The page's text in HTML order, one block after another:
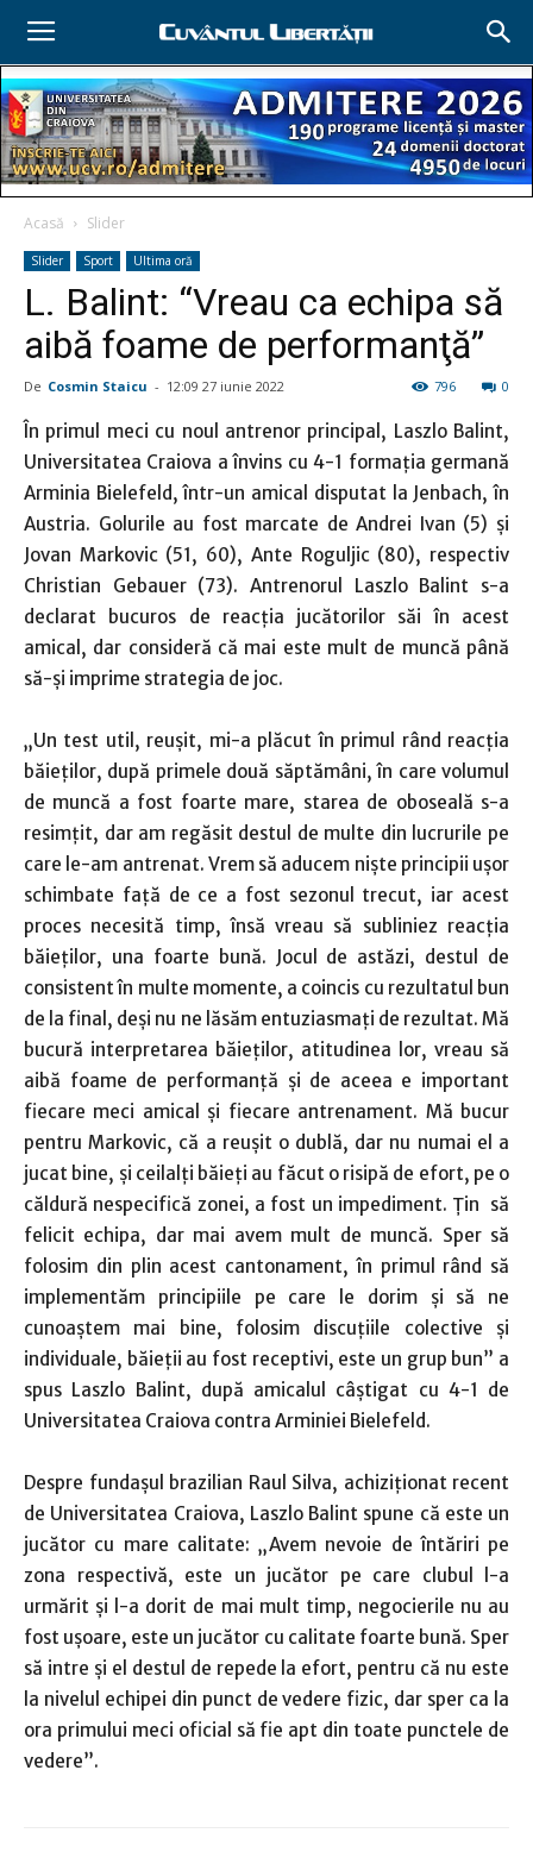
Acasă Slider
Slider Sport Ultima oră
L. Balint: “Vreau ca echipa să
aibă foame de performanţă”
De Cosmin Staicu - 12:09 27 iunie 2022 0
796
În primul meci cu noul antrenor principal, Laszlo Balint,
Universitatea Craiova a învins cu 4-1 formaţia germană
Arminia Bielefeld, într-un amical disputat la Jenbach, în
Austria. Golurile au fost marcate de Andrei Ivan (5) şi
Jovan Markovic (51, 60), Ante Roguljic (80), respectiv
Christian Gebauer (73). Antrenorul Laszlo Balint s-a
declarat bucuros de reacţia jucătorilor săi în acest
amical, dar consideră că mai este mult de muncă până
să-şi imprime strategia de joc.
„Un test util, reuşit, mi-a plăcut în primul rând reacţia
băieţilor, după primele două săptămâni, în care volumul
de muncă a fost foarte mare, starea de oboseală s-a
resimţit, dar am regăsit destul de multe din lucrurile pe
care le-am antrenat. Vrem să aducem nişte principii uşor
schimbate faţă de ce a fost sezonul trecut, iar acest
proces necesită timp, însă vreau să subliniez reacţia
băieţilor, una foarte bună. Jocul de astăzi, destul de
consistent în multe momente, a coincis cu rezultatul bun
de la final, deşi nu ne lăsăm entuziasmaţi de rezultat. Mă
bucură interpretarea băieţilor, atitudinea lor, vreau să
aibă foame de performanţă şi de aceea e important
fiecare meci amical şi fiecare antrenament. Mă bucur
pentru Markovic, că a reuşit o dublă, dar nu numai el a
jucat bine, şi ceilalţi băieţi au făcut o risipă de efort, pe o
căldură nespecifică zonei, a fost un impediment. Ţin să
felicit echipa, dar mai avem mult de muncă. Sper să
folosim din plin acest cantonament, în primul rând să
implementăm principiile pe care le dorim şi să ne
cunoaştem mai bine, folosim discuţiile colective şi
individuale, băieţii au fost receptivi, este un grup bun” a
spus Laszlo Balint, după amicalul câştigat cu 4-1 de
Universitatea Craiova contra Arminiei Bielefeld.
Despre fundaşul brazilian Raul Silva, achiziţionat recent
de Universitatea Craiova, Laszlo Balint spune că este un
jucător cu mare calitate: „Avem nevoie de întăriri pe
zona respectivă, este un jucător pe care clubul l-a
urmărit şi l-a dorit de mai mult timp, negocierile nu au
fost uşoare, este un jucător cu calitate foarte bună. Sper
să intre şi el destul de repede la efort, pentru că nu este
la nivelul echipei din punct de vedere fizic, dar sper ca la
ora primului meci oficial să fie apt din toate punctele de
vedere”.